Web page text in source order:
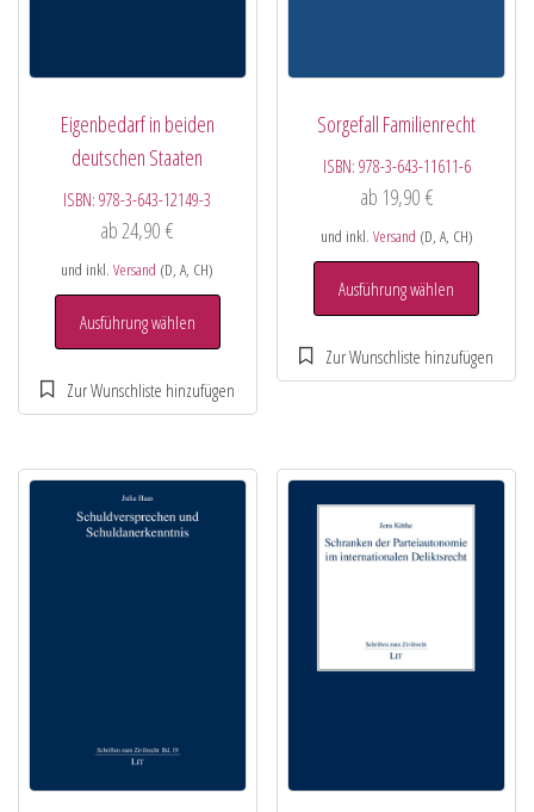
Eigenbedarf in beiden
deutschen Staaten
ISBN:978-3-643-12149-3
ab24,90€
und inkl.Versand (D, A, CH)
Ausführung wählen
Sorgefall Familienrecht
ISBN: 978-3-643-11611-6
ab 19,90 €
und inkl. Versand (D, A, CH)
Ausführung wählen